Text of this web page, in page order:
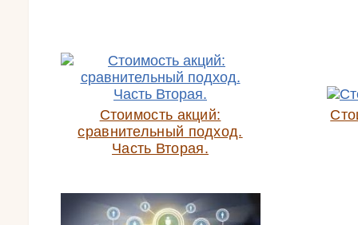
Стоимость акций:
сравнительный подход.
Часть Вторая.